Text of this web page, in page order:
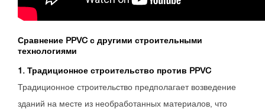
Сравнение PPVC с другими строительными
технологиями
1. Традиционное строительство против PPVC
Традиционное строительство предполагает возведение
зданий на месте из необработанных материалов, что